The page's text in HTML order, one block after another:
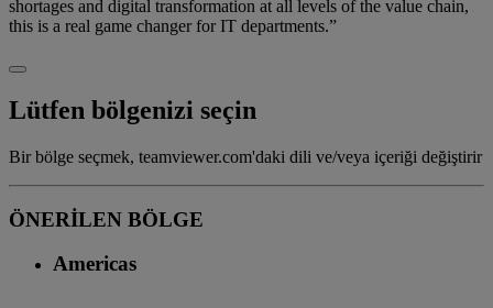
shortages and digital transformation at all levels of the value chain,
this is a real game changer for IT departments.”
Lütfen bölgenizi seçin
Bir bölge seçmek, teamviewer.com'daki dili ve/veya içeriği değiştirir
ÖNERİLEN BÖLGE
Americas